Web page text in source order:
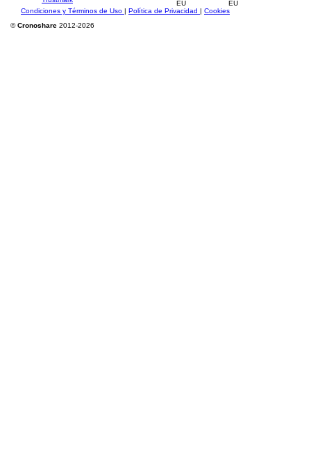
Condiciones y Términos de Uso | Política de Privacidad | Cookies
©Cronoshare 2012-2026